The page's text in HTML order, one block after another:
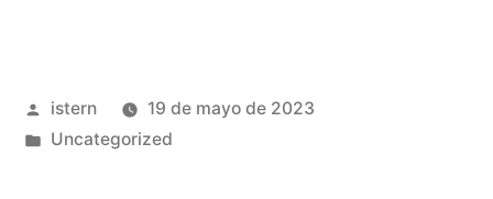
Publicado
por
istern
19 de mayo de 2023
Publicado
Uncategorized